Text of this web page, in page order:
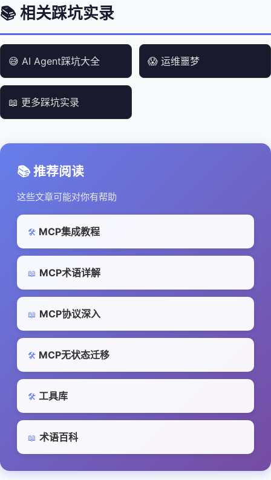
📚 相关踩坑实录
😅 AI Agent踩坑大全 😱 运维噩梦
📖 更多踩坑实录
📚 推荐阅读
这些文章可能对你有帮助
🛠️ MCP集成教程
📖 MCP术语详解
📖 MCP协议深入
🛠️ MCP无状态迁移
🛠️ 工具库
📖 术语百科